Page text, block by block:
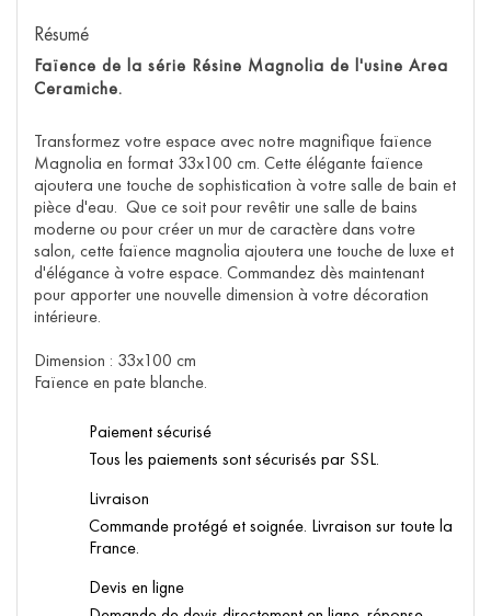
Résumé
Faïence de la série Résine Magnolia de l'usine Area
Ceramiche.
Transformez votre espace avec notre magnifique faïence
Magnolia en format 33x100 cm. Cette élégante faïence
ajoutera une touche de sophistication à votre salle de bain et
pièce d'eau. Que ce soit pour revêtir une salle de bains
moderne ou pour créer un mur de caractère dans votre
salon, cette faïence magnolia ajoutera une touche de luxe et
d'élégance à votre espace. Commandez dès maintenant
pour apporter une nouvelle dimension à votre décoration
intérieure.
Dimension : 33x100 cm
Faïence en pate blanche.
Paiement sécurisé
Tous les paiements sont sécurisés par SSL.
Livraison
Commande protégé et soignée. Livraison sur toute la
France.
Devis en ligne